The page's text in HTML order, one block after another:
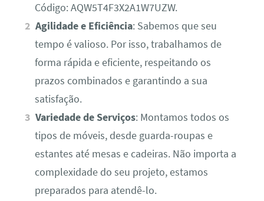
Código: AQW5T4F3X2A1W7UZW.
Agilidade e Eficiência: Sabemos que seu
tempo é valioso. Por isso, trabalhamos de
forma rápida e eficiente, respeitando os
prazos combinados e garantindo a sua
satisfação.
Variedade de Serviços: Montamos todos os
tipos de móveis, desde guarda-roupas e
estantes até mesas e cadeiras. Não importa a
complexidade do seu projeto, estamos
preparados para atendê-lo.